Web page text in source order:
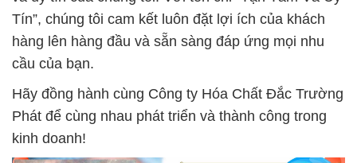
Tín”, chúng tôi cam kết luôn đặt lợi ích của khách
hàng lên hàng đầu và sẵn sàng đáp ứng mọi nhu
cầu của bạn.
Hãy đồng hành cùng Công ty Hóa Chất Đắc Trường
Phát để cùng nhau phát triển và thành công trong
kinh doanh!